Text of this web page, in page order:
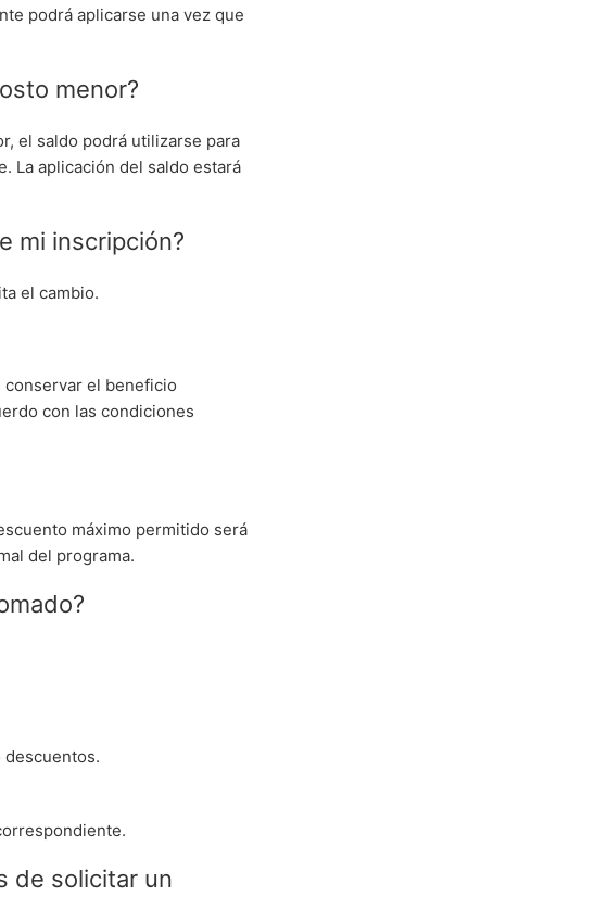
podrá aplicarse una vez que
menor?
el saldo podrá utilizarse para
La aplicación del saldo estará
mi inscripción?
el cambio.
conservar el beneficio
con las condiciones
máximo permitido será
del programa.
descuentos.
de solicitar un